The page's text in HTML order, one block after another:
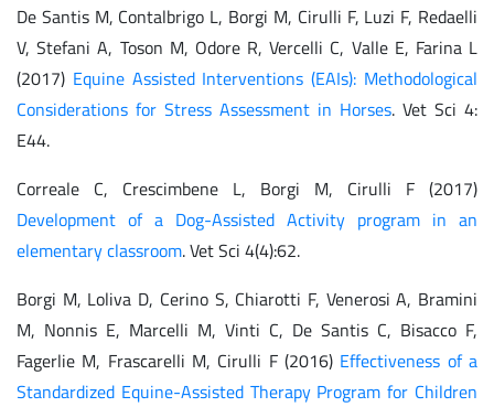
De Santis M, Contalbrigo L, Borgi M, Cirulli F, Luzi F, Redaelli
V, Stefani A, Toson M, Odore R, Vercelli C, Valle E, Farina L
(2017) Equine Assisted Interventions (EAIs): Methodological
Considerations for Stress Assessment in Horses. Vet Sci 4:
E44.
Correale C, Crescimbene L, Borgi M, Cirulli F (2017)
Development of a Dog-Assisted Activity program in an
elementary classroom. Vet Sci 4(4):62.
Borgi M, Loliva D, Cerino S, Chiarotti F, Venerosi A, Bramini
M, Nonnis E, Marcelli M, Vinti C, De Santis C, Bisacco F,
Fagerlie M, Frascarelli M, Cirulli F (2016) Effectiveness of a
Standardized Equine-Assisted Therapy Program for Children